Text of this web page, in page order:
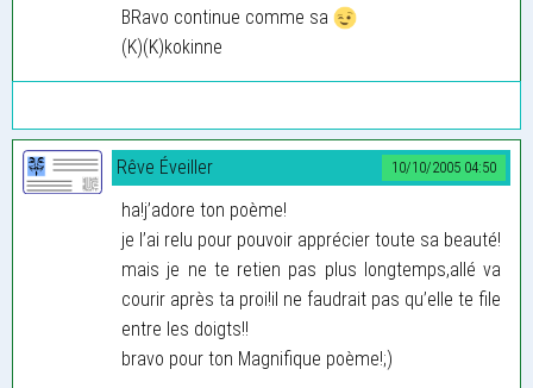
BRavo continue comme sa
(K)(K)kokinne
10/10/2005 04:50
Rêve Éveiller
ha!j’adore ton poème!
je l’ai relu pour pouvoir apprécier toute sa beauté!
mais je ne te retien pas plus longtemps,allé va
courir après ta proi!il ne faudrait pas qu’elle te file
entre les doigts!!
bravo pour ton Magnifique poème!;)